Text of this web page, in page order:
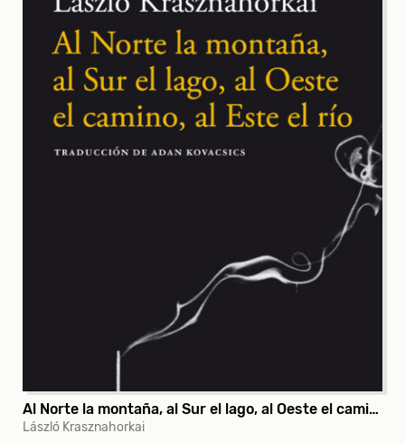
Al Norte la montaña, al Sur el lago, al Oeste el camino, al Este el río
László Krasznahorkai